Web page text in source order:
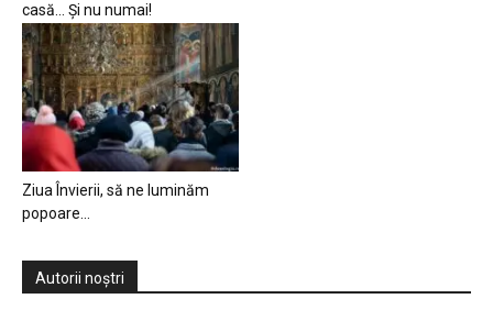
casă… Și nu numai!
Ziua Învierii, să ne luminăm
popoare…
Autorii noștri